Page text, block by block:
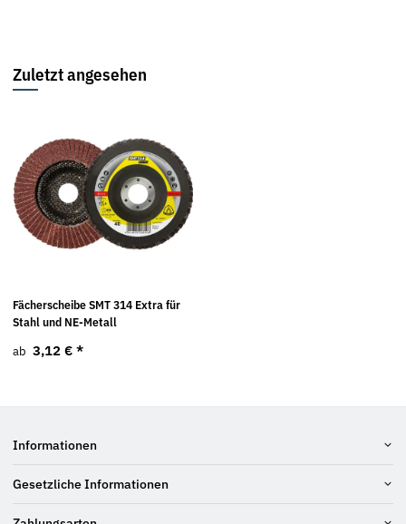
Zuletzt angesehen
Fächerscheibe SMT 314 Extra für
Stahl und NE-Metall
ab 3,12 € *
Informationen
Gesetzliche Informationen